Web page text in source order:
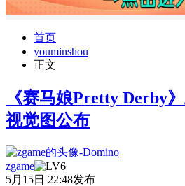
首页
youminshou
正文
《赛马娘Pretty Derby
视觉图公布
zgame
5月15日 22:48发布